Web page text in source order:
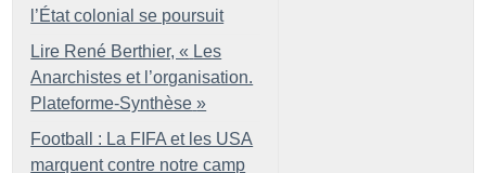
l’État colonial se poursuit
Lire René Berthier, « Les
Anarchistes et l’organisation.
Plateforme-Synthèse »
Football : La FIFA et les USA
marquent contre notre camp